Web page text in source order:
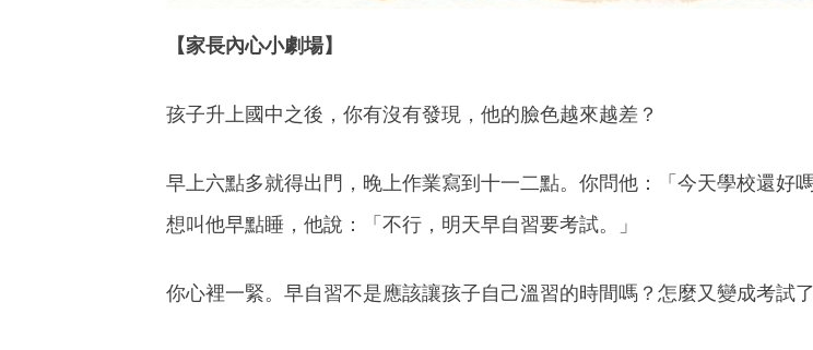
【家長內心小劇場】
孩子升上國中之後，你有沒有發現，他的臉色越來越差？
早上六點多就得出門，晚上作業寫到十一二點。你問他：「今天學校還好
想叫他早點睡，他說：「不行，明天早自習要考試。」
你心裡一緊。早自習不是應該讓孩子自己溫習的時間嗎？怎麼又變成考試